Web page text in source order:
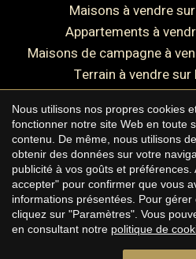
Maisons à vendre
Appartements à
Maisons de campagne à
Terrain à vendre
Copyright © 2026
Avis
Politique de
Politique de
Nous utilisons nos propres cookies
fonctionner notre site Web en toute
contenu. De même, nous utilisons
obtenir des données sur votre
publicité à vos goûts et
accepter" pour confirmer que vous
informations présentées. Pour gérer
cliquez sur "Paramètres". Vous
en consultant notre politique de
Enregistrer les paramètres